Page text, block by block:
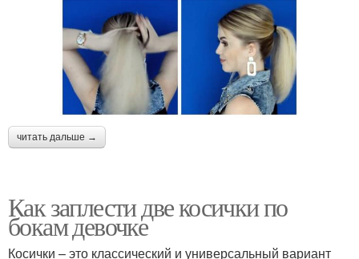
читать дальше →
Как заплести две косички по
бокам девочке
Косички – это классический и универсальный вариант